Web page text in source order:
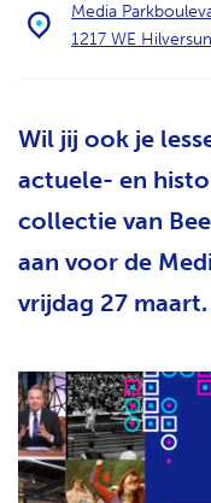
Media
1217 WE
Wil jij ook je
actuele- en
collectie van
aan voor de
vrijdag 27 maart.